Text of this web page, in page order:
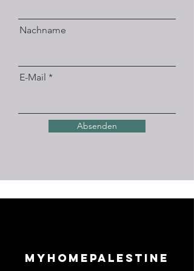
Nachname
E-Mail
Absenden
Myhomepalestine